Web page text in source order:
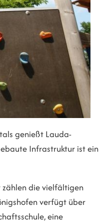
genießt Lauda-
Infrastruktur ist ein
zählen die vielfältigen
verfügt über
eine